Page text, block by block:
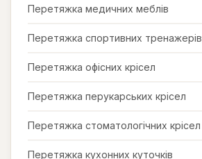
Перетяжка медичних меблів
Перетяжка спортивних тренажерів
Перетяжка офісних крісел
Перетяжка перукарських крісел
Перетяжка стоматологічних крісел
Перетяжка кухонних куточків